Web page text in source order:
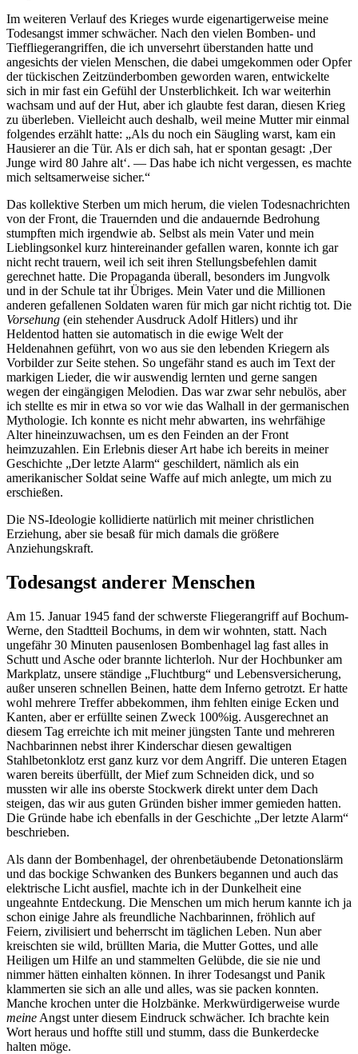
Im weiteren Verlauf des Krieges wurde eigenartigerweise meine
Todesangst immer schwächer. Nach den vielen Bomben- und
Tieffliegerangriffen, die ich unversehrt überstanden hatte und
angesichts der vielen Menschen, die dabei umgekommen oder Opfer
der tückischen Zeitzünderbomben geworden waren, entwickelte
sich in mir fast ein Gefühl der Unsterblichkeit. Ich war weiterhin
wachsam und auf der Hut, aber ich glaubte fest daran, diesen Krieg
zu überleben. Vielleicht auch deshalb, weil meine Mutter mir einmal
folgendes erzählt hatte:
Als du noch ein Säugling warst, kam ein
Hausierer an die Tür. Als er dich sah, hat er spontan gesagt: Der
Junge wird 80 Jahre alt . — Das habe ich nicht vergessen, es machte
mich seltsamerweise sicher.
Das kollektive Sterben um mich herum, die vielen Todesnachrichten
von der Front, die Trauernden und die andauernde Bedrohung
stumpften mich irgendwie ab. Selbst als mein Vater und mein
Lieblingsonkel kurz hintereinander gefallen waren, konnte ich gar
nicht recht trauern, weil ich seit ihren Stellungsbefehlen damit
gerechnet hatte. Die Propaganda überall, besonders im Jungvolk
und in der Schule tat ihr Übriges. Mein Vater und die Millionen
anderen gefallenen Soldaten waren für mich gar nicht richtig tot. Die
Vorsehung (ein stehender Ausdruck Adolf Hitlers) und ihr
Heldentod hatten sie automatisch in die ewige Welt der
Heldenahnen geführt, von wo aus sie den lebenden Kriegern als
Vorbilder zur Seite stehen. So ungefähr stand es auch im Text der
markigen Lieder, die wir auswendig lernten und gerne sangen
wegen der eingängigen Melodien. Das war zwar sehr nebulös, aber
ich stellte es mir in etwa so vor wie das Walhall in der germanischen
Mythologie. Ich konnte es nicht mehr abwarten, ins wehrfähige
Alter hineinzuwachsen, um es den Feinden an der Front
heimzuzahlen. Ein Erlebnis dieser Art habe ich bereits in meiner
Geschichte
Der letzte Alarm
geschildert, nämlich als ein
amerikanischer Soldat seine Waffe auf mich anlegte, um mich zu
erschießen.
Die NS-Ideologie kollidierte natürlich mit meiner christlichen
Erziehung, aber sie besaß für mich damals die größere
Anziehungskraft.
Todesangst anderer Menschen
Am 15. Januar 1945 fand der schwerste Fliegerangriff auf Bochum-
Werne, den Stadtteil Bochums, in dem wir wohnten, statt. Nach
ungefähr 30 Minuten pausenlosen Bombenhagel lag fast alles in
Schutt und Asche oder brannte lichterloh. Nur der Hochbunker am
Markplatz, unsere ständige
Fluchtburg
und Lebensversicherung,
außer unseren schnellen Beinen, hatte dem Inferno getrotzt. Er hatte
wohl mehrere Treffer abbekommen, ihm fehlten einige Ecken und
Kanten, aber er erfüllte seinen Zweck 100%ig. Ausgerechnet an
diesem Tag erreichte ich mit meiner jüngsten Tante und mehreren
Nachbarinnen nebst ihrer Kinderschar diesen gewaltigen
Stahlbetonklotz erst ganz kurz vor dem Angriff. Die unteren Etagen
waren bereits überfüllt, der Mief zum Schneiden dick, und so
mussten wir alle ins oberste Stockwerk direkt unter dem Dach
steigen, das wir aus guten Gründen bisher immer gemieden hatten.
Die Gründe habe ich ebenfalls in der Geschichte
Der letzte Alarm
beschrieben.
Als dann der Bombenhagel, der ohrenbetäubende Detonationslärm
und das bockige Schwanken des Bunkers begannen und auch das
elektrische Licht ausfiel, machte ich in der Dunkelheit eine
ungeahnte Entdeckung. Die Menschen um mich herum kannte ich ja
schon einige Jahre als freundliche Nachbarinnen, fröhlich auf
Feiern, zivilisiert und beherrscht im täglichen Leben. Nun aber
kreischten sie wild, brüllten Maria, die Mutter Gottes, und alle
Heiligen um Hilfe an und stammelten Gelübde, die sie nie und
nimmer hätten einhalten können. In ihrer Todesangst und Panik
klammerten sie sich an alle und alles, was sie packen konnten.
Manche krochen unter die Holzbänke. Merkwürdigerweise wurde
meine Angst unter diesem Eindruck schwächer. Ich brachte kein
Wort heraus und hoffte still und stumm, dass die Bunkerdecke
halten möge.